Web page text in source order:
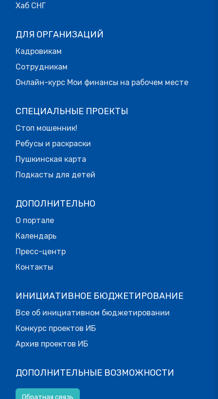
Хаб СНГ
ДЛЯ ОРГАНИЗАЦИЙ
Кадровикам
Сотрудникам
Онлайн-курс Мои финансы на рабочем месте
СПЕЦИАЛЬНЫЕ ПРОЕКТЫ
Стоп мошенник!
Ребусы и раскраски
Пушкинская карта
Подкасты для детей
ДОПОЛНИТЕЛЬНО
О портале
Календарь
Пресс-центр
Контакты
ИНИЦИАТИВНОЕ БЮДЖЕТИРОВАНИЕ
Все об инициативном бюджетировании
Конкурс проектов ИБ
Архив проектов ИБ
ДОПОЛНИТЕЛЬНЫЕ ВОЗМОЖНОСТИ
Обратная связь